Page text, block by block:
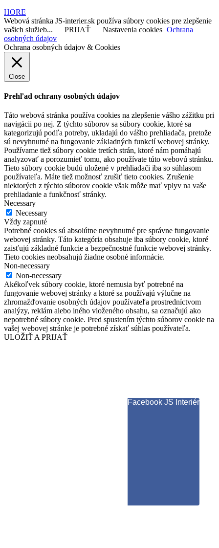
HORE
Webová stránka JS-interier.sk používa súbory cookies pre zlepšenie
vašich služieb...
PRIJAŤ Nastavenia cookies Ochrana
osobných údajov
Ochrana osobných údajov & Cookies
Close
Prehľad ochrany osobných údajov
Táto webová stránka používa cookies na zlepšenie vášho zážitku pri
navigácii po nej. Z týchto súborov sa súbory cookie, ktoré sa
kategorizujú podľa potreby, ukladajú do vášho prehliadača, pretože
sú nevyhnutné na fungovanie základných funkcií webovej stránky.
Používame tiež súbory cookie tretích strán, ktoré nám pomáhajú
analyzovať a porozumieť tomu, ako používate túto webovú stránku.
Tieto súbory cookie budú uložené v prehliadači iba so súhlasom
používateľa. Máte tiež možnosť zrušiť tieto cookies. Zrušenie
niektorých z týchto súborov cookie však môže mať vplyv na vaše
prehliadanie a funkčnosť stránky.
Necessary
Necessary
Vždy zapnuté
Potrebné cookies sú absolútne nevyhnutné pre správne fungovanie
webovej stránky. Táto kategória obsahuje iba súbory cookie, ktoré
zaisťujú základné funkcie a bezpečnostné funkcie webovej stránky.
Tieto cookies neobsahujú žiadne osobné informácie.
Non-necessary
Non-necessary
Akékoľvek súbory cookie, ktoré nemusia byť potrebné na
fungovanie webovej stránky a ktoré sa používajú výlučne na
zhromažďovanie osobných údajov používateľa prostredníctvom
analýzy, reklám alebo iného vloženého obsahu, sa označujú ako
nepotrebné súbory cookie. Pred spustením týchto súborov cookie na
vašej webovej stránke je potrebné získať súhlas používateľa.
ULOŽIŤ A PRIJAŤ
Facebook JS Interiér